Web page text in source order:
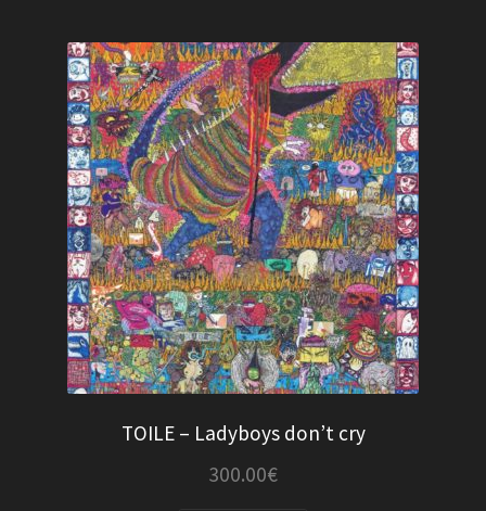
TOILE – Ladyboys don’t cry
300.00€